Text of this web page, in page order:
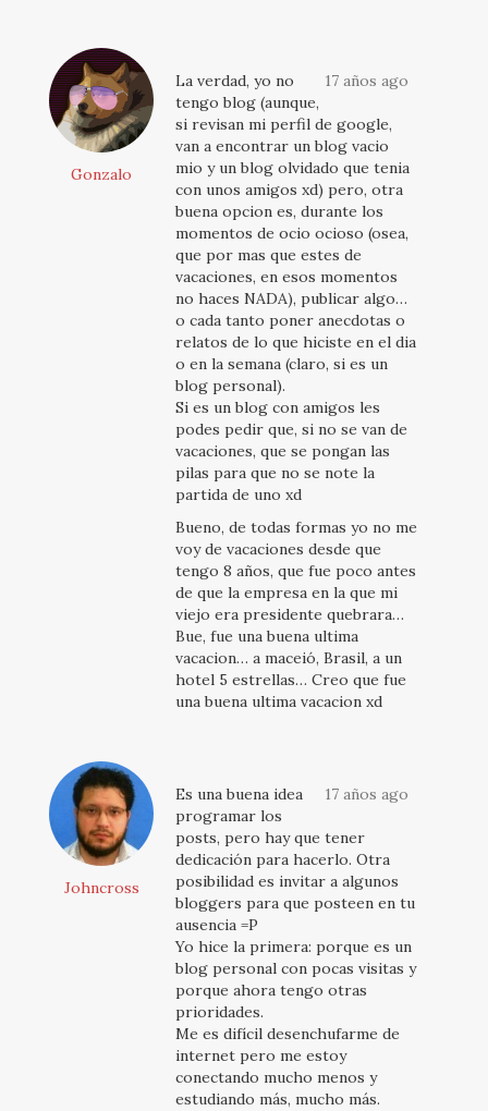
Gonzalo
17 años ago
La verdad, yo no
tengo blog (aunque,
si revisan mi perfil de google,
van a encontrar un blog vacio
mio y un blog olvidado que tenia
con unos amigos xd) pero, otra
buena opcion es, durante los
momentos de ocio ocioso (osea,
que por mas que estes de
vacaciones, en esos momentos
no haces NADA), publicar algo…
o cada tanto poner anecdotas o
relatos de lo que hiciste en el dia
o en la semana (claro, si es un
blog personal).
Si es un blog con amigos les
podes pedir que, si no se van de
vacaciones, que se pongan las
pilas para que no se note la
partida de uno xd
Bueno, de todas formas yo no me
voy de vacaciones desde que
tengo 8 años, que fue poco antes
de que la empresa en la que mi
viejo era presidente quebrara…
Bue, fue una buena ultima
vacacion… a maceió, Brasil, a un
hotel 5 estrellas… Creo que fue
una buena ultima vacacion xd
Johncross
17 años ago
Es una buena idea
programar los
posts, pero hay que tener
dedicación para hacerlo. Otra
posibilidad es invitar a algunos
bloggers para que posteen en tu
ausencia =P
Yo hice la primera: porque es un
blog personal con pocas visitas y
porque ahora tengo otras
prioridades.
Me es difícil desenchufarme de
internet pero me estoy
conectando mucho menos y
estudiando más, mucho más.